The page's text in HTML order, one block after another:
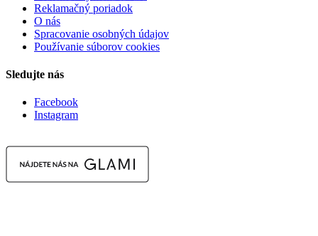
Reklamačný poriadok
O nás
Spracovanie osobných údajov
Používanie súborov cookies
Sledujte nás
Facebook
Instagram